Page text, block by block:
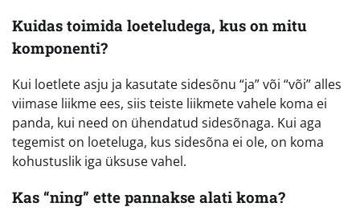
Kuidas toimida loeteludega, kus on mitu
komponenti?
Kui loetlete asju ja kasutate sidesõnu “ja” või “või” alles
viimase liikme ees, siis teiste liikmete vahele koma ei
panda, kui need on ühendatud sidesõnaga. Kui aga
tegemist on loeteluga, kus sidesõna ei ole, on koma
kohustuslik iga üksuse vahel.
Kas “ning” ette pannakse alati koma?